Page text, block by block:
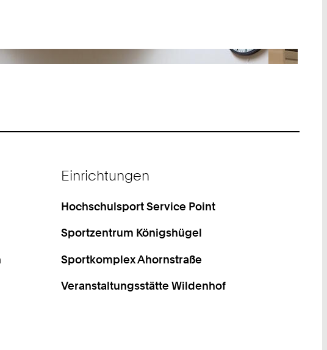
Einrichtungen
Hochschulsport Service Point
Sportzentrum Königshügel
Sportkomplex Ahornstraße
Veranstaltungsstätte Wildenhof